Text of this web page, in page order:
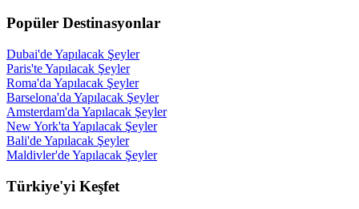
Popüler Destinasyonlar
Dubai'de Yapılacak Şeyler
Paris'te Yapılacak Şeyler
Roma'da Yapılacak Şeyler
Barselona'da Yapılacak Şeyler
Amsterdam'da Yapılacak Şeyler
New York'ta Yapılacak Şeyler
Bali'de Yapılacak Şeyler
Maldivler'de Yapılacak Şeyler
Türkiye'yi Keşfet